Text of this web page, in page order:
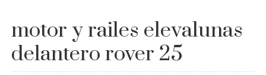
motor y railes elevalunas
delantero rover 25